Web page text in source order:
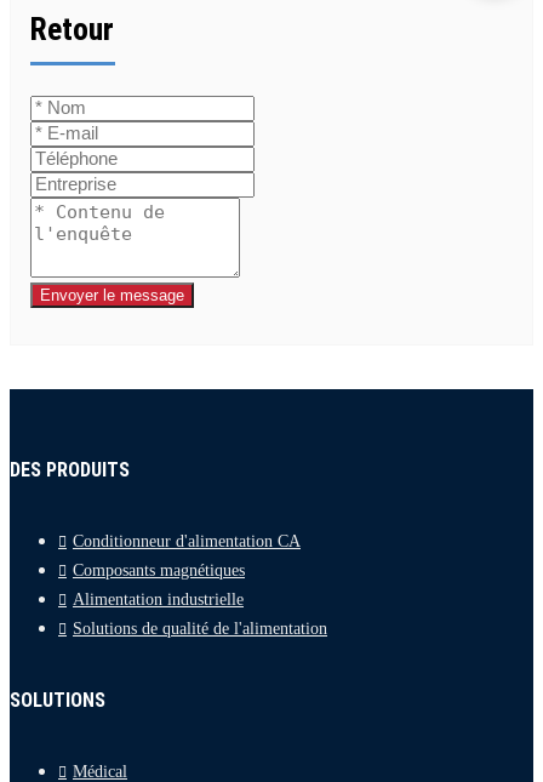
Retour
Envoyer le message
DES PRODUITS
Conditionneur d'alimentation CA
Composants magnétiques
Alimentation industrielle
Solutions de qualité de l'alimentation
SOLUTIONS
Médical